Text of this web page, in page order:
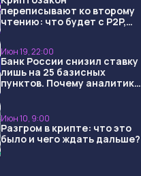
переписывают ко второму
чтению: что будет с P2P,
Июн 19, 22:00
Банк России снизил ставку
лишь на 25 базисных
пунктов. Почему аналитики
Июн 10, 9:00
Разгром в крипте: что это
было и чего ждать дальше?